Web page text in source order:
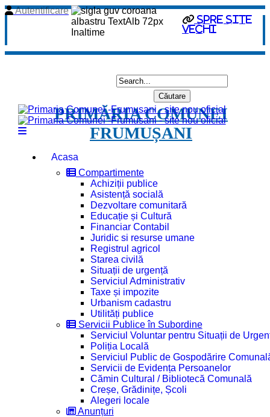
spre site
vechi
Autentificare
PRIMĂRIA COMUNEI
FRUMUȘANI
Acasa
Compartimente
Achiziții publice
Asistență socială
Dezvoltare comunitară
Educație și Cultură
Financiar Contabil
Juridic si resurse umane
Registrul agricol
Starea civilă
Situații de urgență
Serviciul Administrativ
Taxe și impozite
Urbanism cadastru
Utilități publice
Servicii Publice în Subordine
Serviciul Voluntar pentru Situații de
Poliția Locală
Serviciul Public de Gospodărire
Servicii de Evidența Persoanelor
Cămin Cultural / Bibliotecă Comunală
Creșe, Grădinițe, Școli
Alegeri locale
Anunțuri